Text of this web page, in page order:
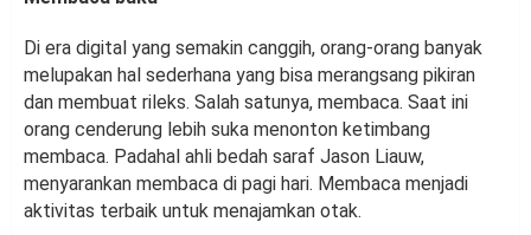
Di era digital yang semakin canggih, orang-orang banyak
melupakan hal sederhana yang bisa merangsang pikiran
dan membuat rileks. Salah satunya, membaca. Saat ini
orang cenderung lebih suka menonton ketimbang
membaca. Padahal ahli bedah saraf Jason Liauw,
menyarankan membaca di pagi hari. Membaca menjadi
aktivitas terbaik untuk menajamkan otak.